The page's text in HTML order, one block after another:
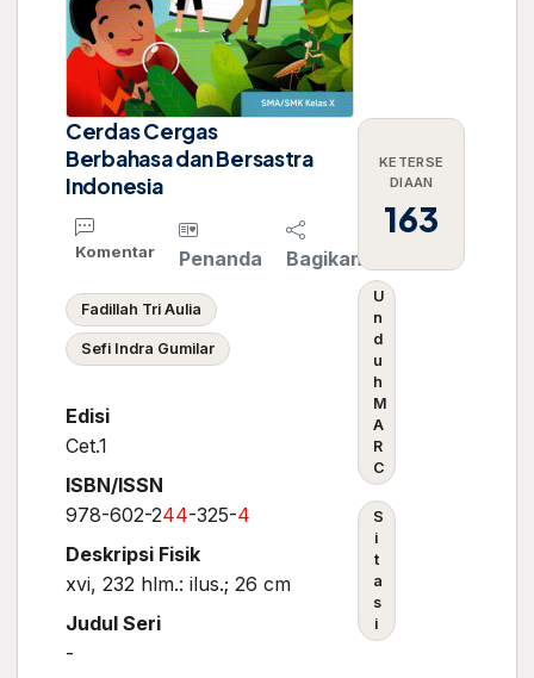
Cerdas Cergas
Berbahasa dan Bersastra
Indonesia
Komentar Penanda Bagikan
Fadillah Tri Aulia
Sefi Indra Gumilar
Edisi
Cet.1
ISBN/ISSN
978-602-244-325-4
Deskripsi Fisik
xvi, 232 hlm.: ilus.; 26 cm
Judul Seri
-
KETERSE
DIAAN
163
U
n
d
u
h
M
A
R
C
S
i
t
a
s
i